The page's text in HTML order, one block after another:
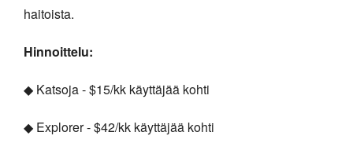
haitoista.
Hinnoittelu:
◆ Katsoja - $15/kk käyttäjää kohti
◆ Explorer - $42/kk käyttäjää kohti